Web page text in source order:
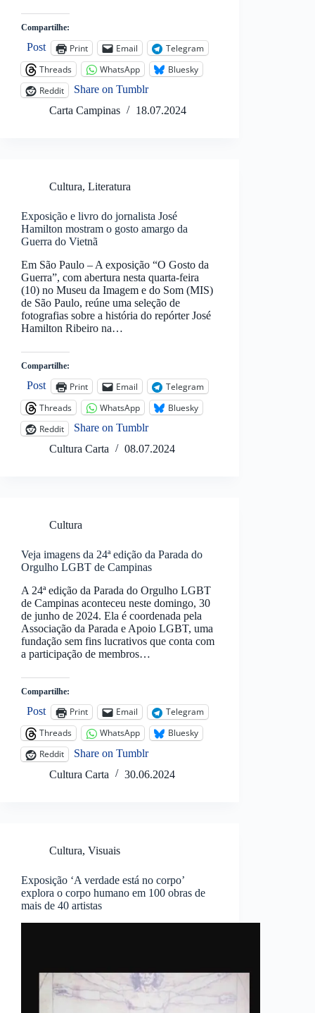
Compartilhe:
Post Print Email
Telegram
Threads
WhatsApp
Bluesky
Reddit
Share on Tumblr
Carta Campinas
18.07.2024
Cultura, Literatura
Exposição e livro do jornalista José
Hamilton mostram o gosto amargo da
Guerra do Vietnã
Em São Paulo – A exposição “O Gosto da
Guerra”, com abertura nesta quarta-feira
(10) no Museu da Imagem e do Som (MIS)
de São Paulo, reúne uma seleção de
fotografias sobre a história do repórter José
Hamilton Ribeiro na…
Compartilhe:
Post Print Email
Telegram
Threads
WhatsApp
Bluesky
Reddit
Share on Tumblr
Cultura Carta
08.07.2024
Cultura
Veja imagens da 24ª edição da Parada do
Orgulho LGBT de Campinas
A 24ª edição da Parada do Orgulho LGBT
de Campinas aconteceu neste domingo, 30
de junho de 2024. Ela é coordenada pela
Associação da Parada e Apoio LGBT, uma
fundação sem fins lucrativos que conta com
a participação de membros…
Compartilhe:
Post Print Email
Telegram
Threads
WhatsApp
Bluesky
Reddit
Share on Tumblr
Cultura Carta
30.06.2024
Cultura, Visuais
Exposição ‘A verdade está no corpo’
explora o corpo humano em 100 obras de
mais de 40 artistas